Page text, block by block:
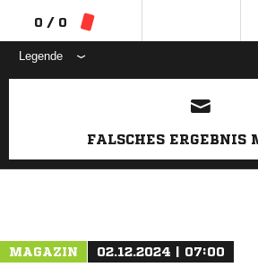
0 / 0
Legende
ANZEIGE
FALSCHES ERGEBNIS
MAGAZIN 02.12.2024 | 07:00